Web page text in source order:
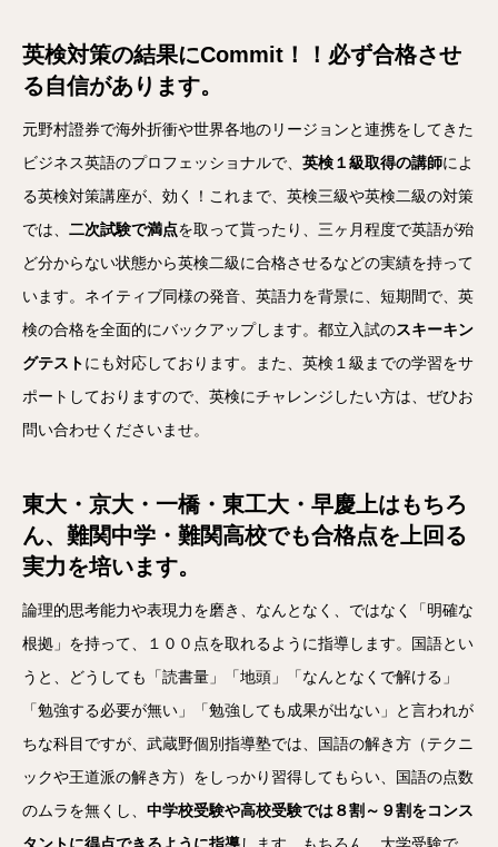
英検対策の結果にCommit！！必ず合格させ
る自信があります。
元野村證券で海外折衝や世界各地のリージョンと連携をしてきた
ビジネス英語のプロフェッショナルで、 英検１級取得の講師によ
る英検対策講座が、効く！これまで、英検三級や英検二級の対策
では、 二次試験で満点を取って貰ったり、三ヶ月程度で英語が殆
ど分からない状態から英検二級に合格させるなどの実績を持って
います。ネイティブ同様の発音、英語力を背景に、短期間で、英
検の合格を全面的にバックアップします。都立入試のスキーキン
グテストにも対応しております。また、英検１級までの学習をサ
ポートしておりますので、英検にチャレンジしたい方は、ぜひお
問い合わせくださいませ。
東大・京大・一橋・東工大・早慶上はもちろ
ん、難関中学・難関高校でも合格点を上回る
実力を培います。
論理的思考能力や表現力を磨き、なんとなく、ではなく「明確な
根拠」を持って、１００点を取れるように指導します。国語とい
うと、どうしても「読書量」「地頭」「なんとなくで解ける」
「勉強する必要が無い」「勉強しても成果が出ない」と言われが
ちな科目ですが、武蔵野個別指導塾では、国語の解き方（テクニ
ックや王道派の解き方）をしっかり習得してもらい、国語の点数
のムラを無くし、 中学校受験や高校受験では８割～９割をコンス